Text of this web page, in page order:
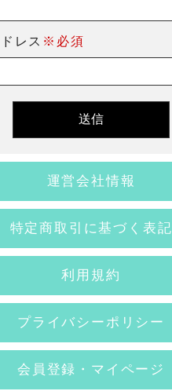
レス ※必須
運営会社情報
特定商取引に基づく表記
利用規約
プライバシーポリシー
会員登録・マイページ